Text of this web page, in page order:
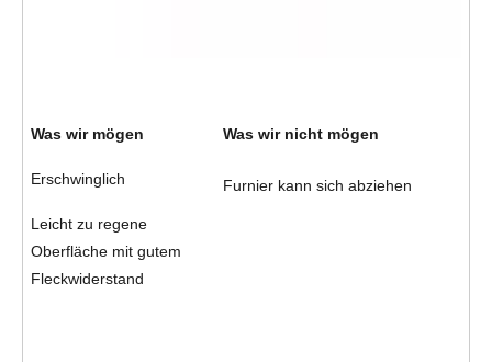
Was wir mögen
Erschwinglich
Leicht zu regene
Oberfläche mit gutem
Fleckwiderstand
Was wir nicht mögen
Furnier kann sich abziehen